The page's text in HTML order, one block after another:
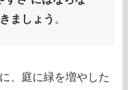
ましょう 。
、庭に緑を増やした